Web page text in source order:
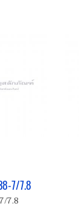
7/7.8
7.8